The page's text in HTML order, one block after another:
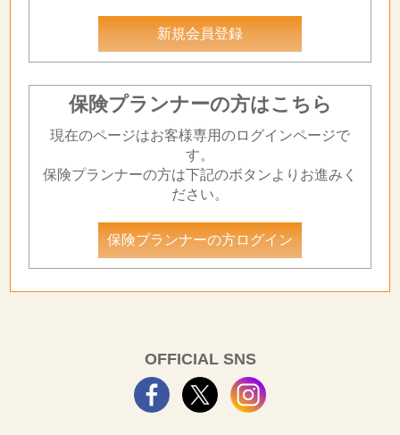
新規会員登録
保険プランナーの方はこちら
現在のページはお客様専用のログインページで
す。
保険プランナーの方は下記のボタンよりお進みく
ださい。
保険プランナーの方ログイン
OFFICIAL SNS